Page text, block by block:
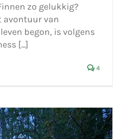
zo gelukkig?
avontuur van
begon, is volgens
[...]
4